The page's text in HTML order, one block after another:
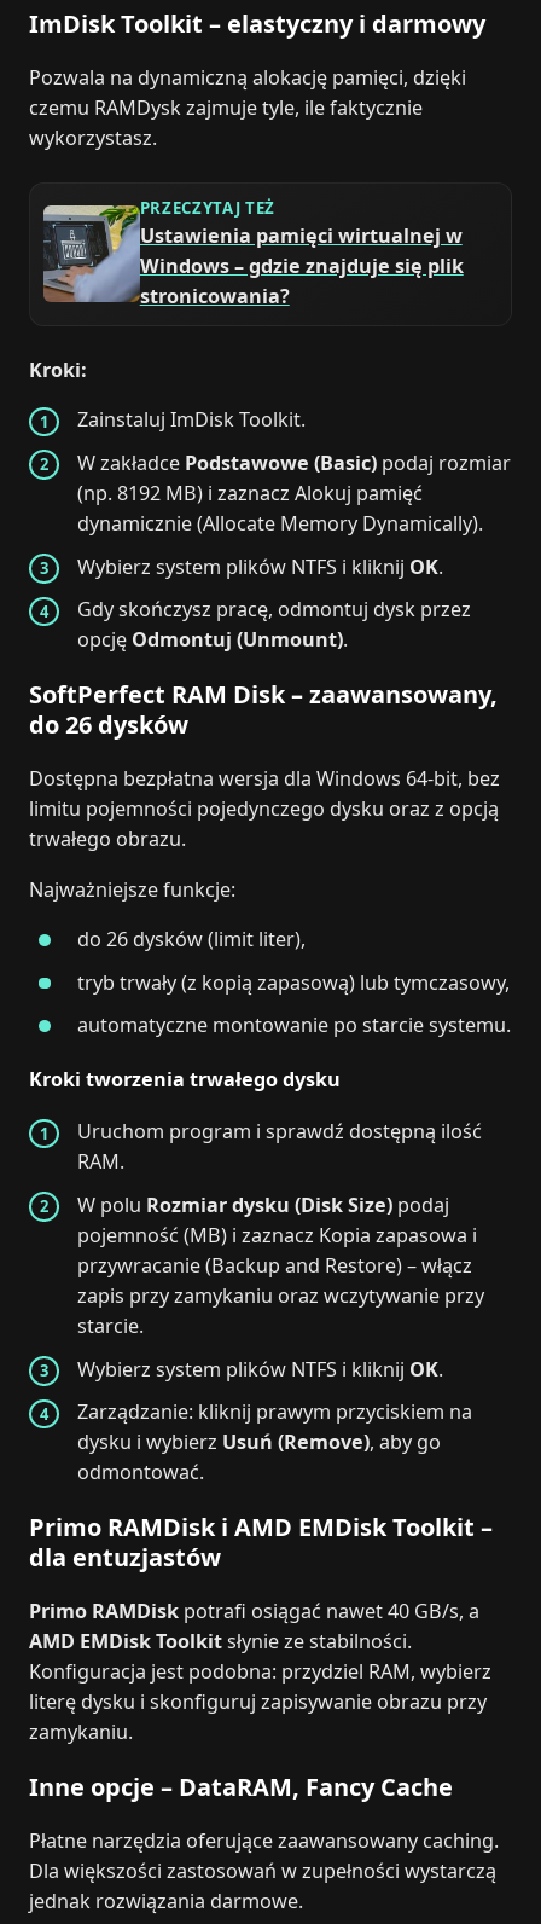
ImDisk Toolkit – elastyczny i darmowy
Pozwala na dynamiczną alokację pamięci, dzięki
czemu RAMDysk zajmuje tyle, ile faktycznie
wykorzystasz.
PRZECZYTAJ TEŻ
Ustawienia pamięci wirtualnej w
Windows – gdzie znajduje się plik
stronicowania?
Kroki:
Zainstaluj ImDisk Toolkit.
W zakładce Podstawowe (Basic) podaj rozmiar
(np. 8192 MB) i zaznacz Alokuj pamięć
dynamicznie (Allocate Memory Dynamically).
Wybierz system plików NTFS i kliknij OK.
Gdy skończysz pracę, odmontuj dysk przez
opcję Odmontuj (Unmount).
SoftPerfect RAM Disk – zaawansowany,
do 26 dysków
Dostępna bezpłatna wersja dla Windows 64-bit, bez
limitu pojemności pojedynczego dysku oraz z opcją
trwałego obrazu.
Najważniejsze funkcje:
do 26 dysków (limit liter),
tryb trwały (z kopią zapasową) lub tymczasowy,
automatyczne montowanie po starcie systemu.
Kroki tworzenia trwałego dysku
Uruchom program i sprawdź dostępną ilość
RAM.
W polu Rozmiar dysku (Disk Size) podaj
pojemność (MB) i zaznacz Kopia zapasowa i
przywracanie (Backup and Restore) – włącz
zapis przy zamykaniu oraz wczytywanie przy
starcie.
Wybierz system plików NTFS i kliknij OK.
Zarządzanie: kliknij prawym przyciskiem na
dysku i wybierz Usuń (Remove), aby go
odmontować.
Primo RAMDisk i AMD EMDisk Toolkit –
dla entuzjastów
Primo RAMDisk potrafi osiągać nawet 40 GB/s, a
AMD EMDisk Toolkitsłynie ze stabilności.
Konfiguracja jest podobna: przydziel RAM, wybierz
literę dysku i skonfiguruj zapisywanie obrazu przy
zamykaniu.
Inne opcje – DataRAM, Fancy Cache
Płatne narzędzia oferujące zaawansowany caching.
Dla większości zastosowań w zupełności wystarczą
jednak rozwiązania darmowe.